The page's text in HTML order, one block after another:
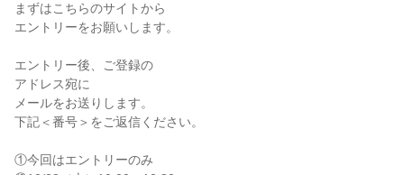
まずはこちらのサイトから
エントリーをお願いします。
エントリー後、ご登録の
アドレス宛に
メールをお送りします。
下記＜番号＞をご返信ください。
①今回はエントリーのみ